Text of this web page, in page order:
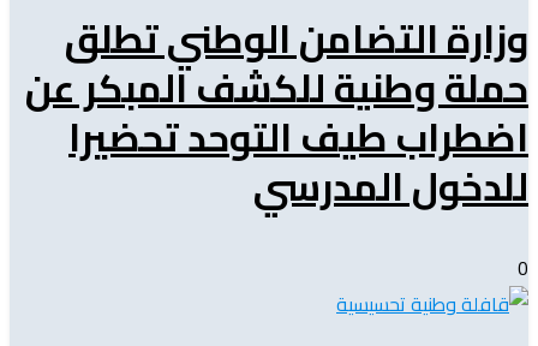
وزارة التضامن الوطني تطلق
حملة وطنية للكشف المبكر عن
اضطراب طيف التوحد تحضيرا
للدخول المدرسي
0